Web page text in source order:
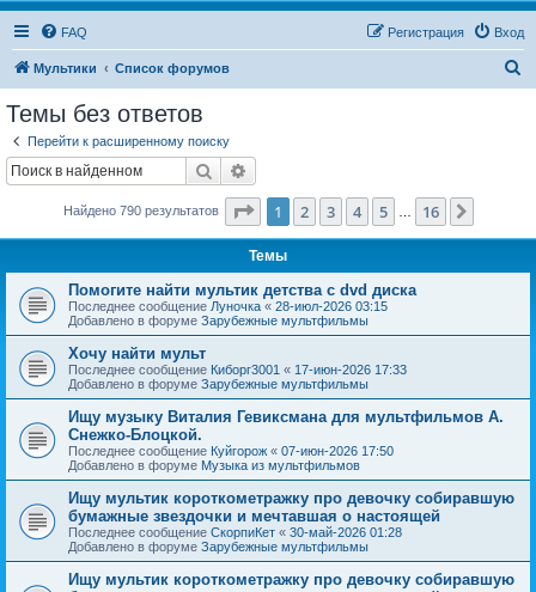
FAQ Вход
Регистрация
Мультики Список форумов
Темы без ответов
Перейти к расширенному поиску
Поиск
Найдено 790 результатов Страница из 16
1 2 3 4 5 16
Темы
Помогите найти мультик детства с dvd диска
Последнее сообщение Луночка « 28-июл-2026 03:15
Добавлено в форуме Зарубежные мультфильмы
Хочу найти мульт
Последнее сообщение Киборг3001 « 17-июн-2026 17:33
Добавлено в форуме Зарубежные мультфильмы
Ищу музыку Виталия Гевиксмана для мультфильмов А.
Снежко-Блоцкой.
Последнее сообщение Куйгорож « 07-июн-2026 17:50
Добавлено в форуме Музыка из мультфильмов
Ищу мультик короткометражку про девочку собиравшую
бумажные звездочки и мечтавшая о настоящей
Последнее сообщение СкорпиКет « 30-май-2026 01:28
Добавлено в форуме Зарубежные мультфильмы
Ищу мультик короткометражку про девочку собиравшую